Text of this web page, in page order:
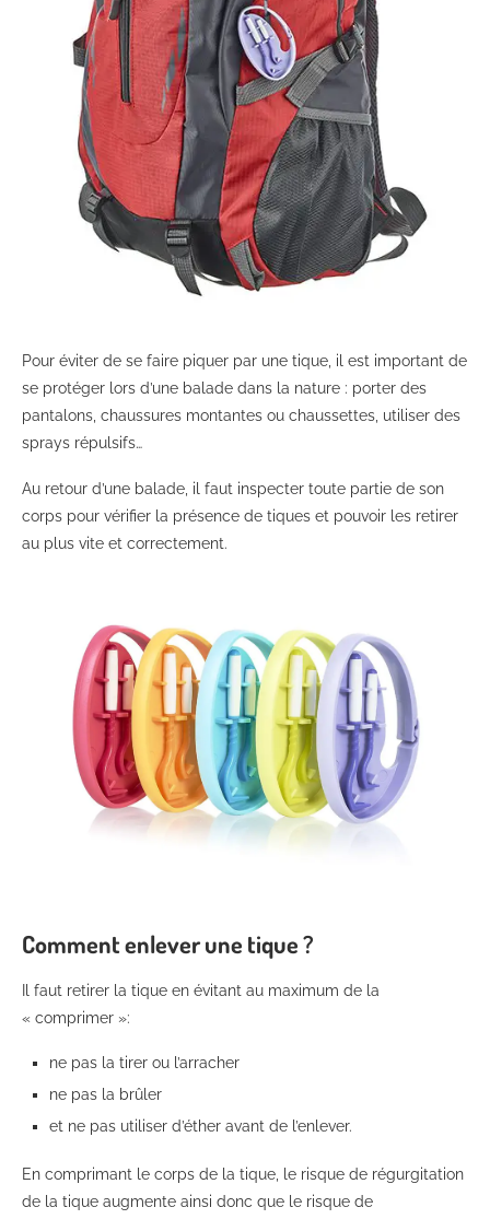
Pour éviter de se faire piquer par une tique, il est important de
se protéger lors d’une balade dans la nature : porter des
pantalons, chaussures montantes ou chaussettes, utiliser des
sprays répulsifs…
Au retour d’une balade, il faut inspecter toute partie de son
corps pour vérifier la présence de tiques et pouvoir les retirer
au plus vite et correctement.
Comment enlever une tique ?
Il faut retirer la tique en évitant au maximum de la
« comprimer »:
ne pas la tirer ou l’arracher
ne pas la brûler
et ne pas utiliser d’éther avant de l’enlever.
En comprimant le corps de la tique, le risque de régurgitation
de la tique augmente ainsi donc que le risque de